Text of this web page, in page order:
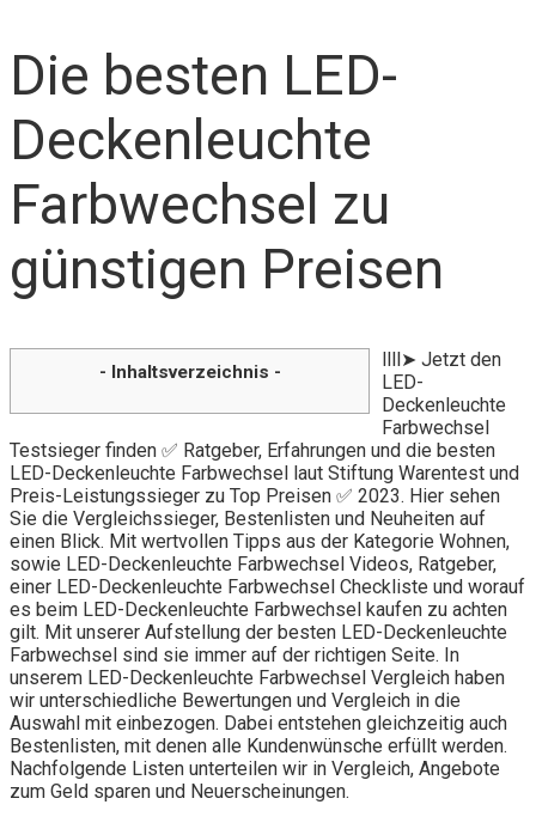
Die besten LED-
Deckenleuchte
Farbwechsel zu
günstigen Preisen
- Inhaltsverzeichnis -
llll➤ Jetzt den
LED-
Deckenleuchte
Farbwechsel
Testsieger finden ✅ Ratgeber, Erfahrungen und die besten
LED-Deckenleuchte Farbwechsel laut Stiftung Warentest und
Preis-Leistungssieger zu Top Preisen ✅ 2023. Hier sehen
Sie die Vergleichssieger, Bestenlisten und Neuheiten auf
einen Blick. Mit wertvollen Tipps aus der Kategorie Wohnen,
sowie LED-Deckenleuchte Farbwechsel Videos, Ratgeber,
einer LED-Deckenleuchte Farbwechsel Checkliste und worauf
es beim LED-Deckenleuchte Farbwechsel kaufen zu achten
gilt. Mit unserer Aufstellung der besten LED-Deckenleuchte
Farbwechsel sind sie immer auf der richtigen Seite. In
unserem LED-Deckenleuchte Farbwechsel Vergleich haben
wir unterschiedliche Bewertungen und Vergleich in die
Auswahl mit einbezogen. Dabei entstehen gleichzeitig auch
Bestenlisten, mit denen alle Kundenwünsche erfüllt werden.
Nachfolgende Listen unterteilen wir in Vergleich, Angebote
zum Geld sparen und Neuerscheinungen.